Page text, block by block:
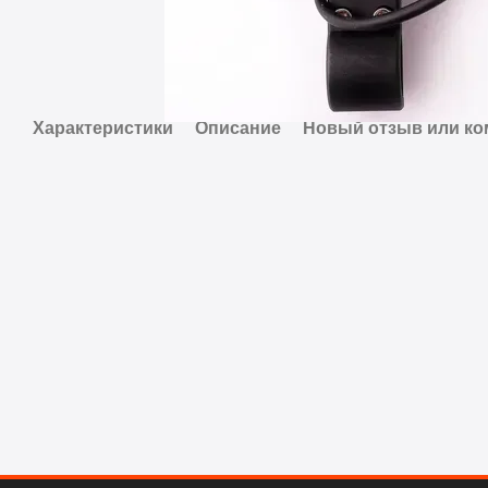
Характеристики Описание Новый отзыв или